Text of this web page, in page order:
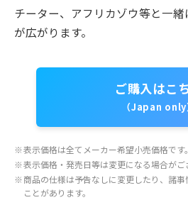
チーター、アフリカゾウ等と一
が広がります。
ご購入はこ
（Japan only
※表示価格は全てメーカー希望小売価格です。
※表示価格・発売日等は変更になる場合がご
※商品の仕様は予告なしに変更したり、諸
ことがあります。